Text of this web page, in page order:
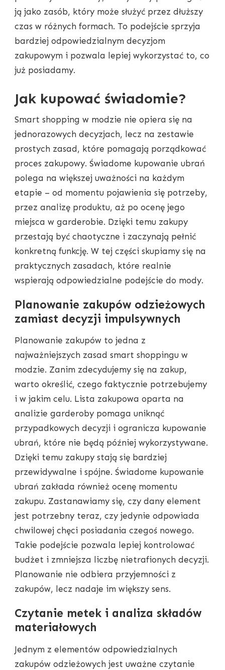
ją jako zasób, który może służyć przez dłuższy
czas w różnych formach. To podejście sprzyja
bardziej odpowiedzialnym decyzjom
zakupowym i pozwala lepiej wykorzystać to, co
już posiadamy.
Jak kupować świadomie?
Smart shopping w modzie nie opiera się na
jednorazowych decyzjach, lecz na zestawie
prostych zasad, które pomagają porządkować
proces zakupowy. Świadome kupowanie ubrań
polega na większej uważności na każdym
etapie – od momentu pojawienia się potrzeby,
przez analizę produktu, aż po ocenę jego
miejsca w garderobie. Dzięki temu zakupy
przestają być chaotyczne i zaczynają pełnić
konkretną funkcję. W tej części skupiamy się na
praktycznych zasadach, które realnie
wspierają odpowiedzialne podejście do mody.
Planowanie zakupów odzieżowych
zamiast decyzji impulsywnych
Planowanie zakupów to jedna z
najważniejszych zasad smart shoppingu w
modzie. Zanim zdecydujemy się na zakup,
warto określić, czego faktycznie potrzebujemy
i w jakim celu. Lista zakupowa oparta na
analizie garderoby pomaga uniknąć
przypadkowych decyzji i ogranicza kupowanie
ubrań, które nie będą później wykorzystywane.
Dzięki temu zakupy stają się bardziej
przewidywalne i spójne. Świadome kupowanie
ubrań zakłada również ocenę momentu
zakupu. Zastanawiamy się, czy dany element
jest potrzebny teraz, czy jedynie odpowiada
chwilowej chęci posiadania czegoś nowego.
Takie podejście pozwala lepiej kontrolować
budżet i zmniejsza liczbę nietrafionych decyzji.
Planowanie nie odbiera przyjemności z
zakupów, lecz nadaje im większy sens.
Czytanie metek i analiza składów
materiałowych
Jednym z elementów odpowiedzialnych
zakupów odzieżowych jest uważne czytanie